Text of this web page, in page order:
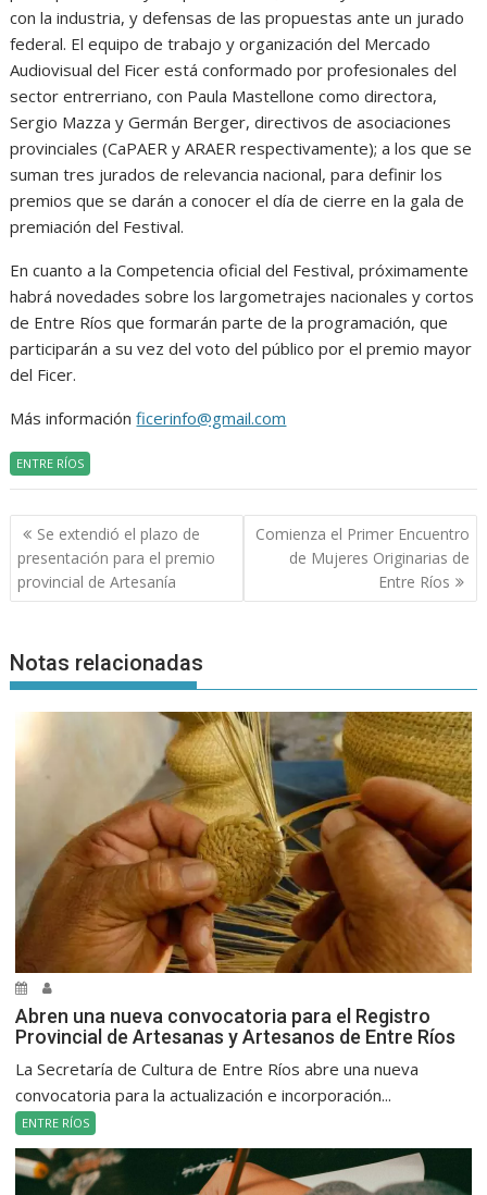
con la industria, y defensas de las propuestas ante un jurado
federal. El equipo de trabajo y organización del Mercado
Audiovisual del Ficer está conformado por profesionales del
sector entrerriano, con Paula Mastellone como directora,
Sergio Mazza y Germán Berger, directivos de asociaciones
provinciales (CaPAER y ARAER respectivamente); a los que se
suman tres jurados de relevancia nacional, para definir los
premios que se darán a conocer el día de cierre en la gala de
premiación del Festival.
En cuanto a la Competencia oficial del Festival, próximamente
habrá novedades sobre los largometrajes nacionales y cortos
de Entre Ríos que formarán parte de la programación, que
participarán a su vez del voto del público por el premio mayor
del Ficer.
Más informaciónficerinfo@gmail.com
ENTRE RÍOS
Navegación
de
entradas
Se extendió el plazo de
presentación para el premio
provincial de Artesanía
Comienza el Primer Encuentro
de Mujeres Originarias de
Entre Ríos
Notas relacionadas
Abren una nueva convocatoria para el Registro
Provincial de Artesanas y Artesanos de Entre Ríos
La Secretaría de Cultura de Entre Ríos abre una nueva
convocatoria para la actualización e incorporación...
ENTRE RÍOS